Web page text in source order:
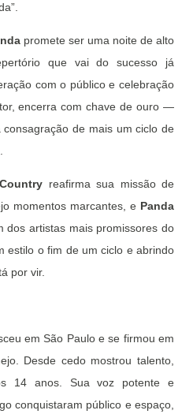
promete ser uma noite de alto
que vai do sucesso já
com o público e celebração
encerra com chave de ouro —
de mais um ciclo de
reafirma sua missão de
momentos marcantes, e Panda
dos artistas mais promissores do
estilo o fim de um ciclo e abrindo
por vir.
em São Paulo e se firmou em
Desde cedo mostrou talento,
14 anos. Sua voz potente e
conquistaram público e espaço,